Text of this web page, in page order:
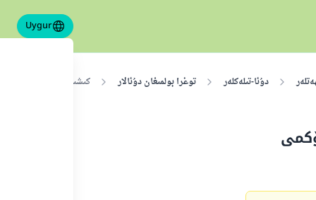
Uygur
دۇئا-تىلەكلەر توغرا بولمىغان دۇئالار كىشىلەرنىڭ "ئەي